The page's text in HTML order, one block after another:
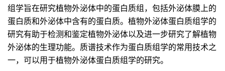
组学旨在研究植物外泌体中的蛋白质组，包括外泌体膜上的
蛋白质和外泌体中含有的蛋白质。植物外泌体蛋白质组学的
研究有助于检测和鉴定植物外泌体以及进一步研究了解植物
外泌体的生理功能。质谱技术作为蛋白质组学的常用技术之
一，可以用于植物外泌体蛋白质组学的研究。